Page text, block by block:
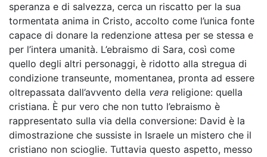
speranza e di salvezza, cerca un riscatto per la sua
tormentata anima in Cristo, accolto come l’unica fonte
capace di donare la redenzione attesa per se stessa e
per l’intera umanità. L’ebraismo di Sara, così come
quello degli altri personaggi, è ridotto alla stregua di
condizione transeunte, momentanea, pronta ad essere
oltrepassata dall’avvento della vera religione: quella
cristiana. È pur vero che non tutto l’ebraismo è
rappresentato sulla via della conversione: David è la
dimostrazione che sussiste in Israele un mistero che il
cristiano non scioglie. Tuttavia questo aspetto, messo